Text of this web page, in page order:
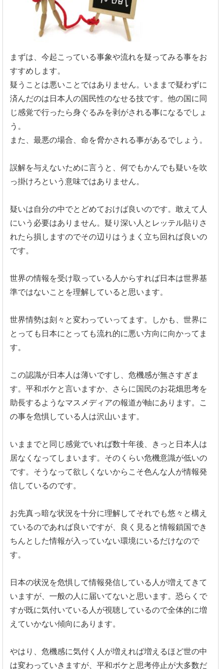
まずは、今起こっている事象や流れを疑ってみる事をお
すすめします。
疑うことは悪いことではありません。いままで疑わずに
済んだのは日本人の国民性のなせる技です。他の国に同
じ感覚で行ったら身ぐるみを剥がされる事になるでしょ
う。
また、最悪の場合、命を脅かされる事があるでしょう。
誤解を与えないために言うと、何でもかんでも疑いを吹
っ掛けろという意味ではありません。
疑いは自分の中でとどめておけば良いのです。敢えて人
にいう必要はありません。疑り深い人とレッテル貼りさ
れたら損しますのでその辺りはうまく立ち回れば良いの
です。
世界の情報を受け取っている人からすれば日本は世界基
準ではないことを理解していると思います。
世界情勢は刻々と変わっていってます。しかも、世界に
とっても日本にとっても流れ的に悪い方向に向かってま
す。
この認識が日本人は薄いですし、危機感が無さすぎま
す。平和ボケと言いますか、さらに国民のお花畑思考を
助長するようなマスメディアの報道が軸にあります。こ
の事を危惧している人は沢山います。
いままでと同じ感覚でいれば数十年後、きっと日本人は
居なくなってしまいます。そのくらい危機意識が低いの
です。そうなって欲しくないからこそ色んな人が情報発
信しているのです。
お先真っ暗な状況を十分に理解してそれでも悠々と構え
ているのであれば良いですが、良く見ると情報鎖国でき
ちんとした情報が入っていない環境にいるだけなので
す。
日本の状況を危惧して情報発信している人が増えてきて
いますが、一般の人に届いてないと思います。恐らくで
すが既に気付いている人が視聴しているので全体的に増
えていかない傾向にあります。
やはり、危機感に気付く人が増えれば増えるほど世の中
は変わっていきますが、平和ボケと思考停止が大多数だ